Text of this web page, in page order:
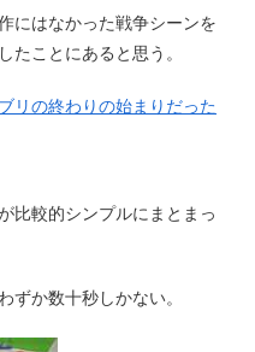
にはなかった戦争シーンを
たことにあると思う。
リの終わりの始まりだった
比較的シンプルにまとまっ
ずか数十秒しかない。